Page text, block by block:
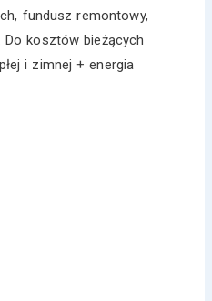
fundusz remontowy,
kosztów bieżących
i zimnej + energia